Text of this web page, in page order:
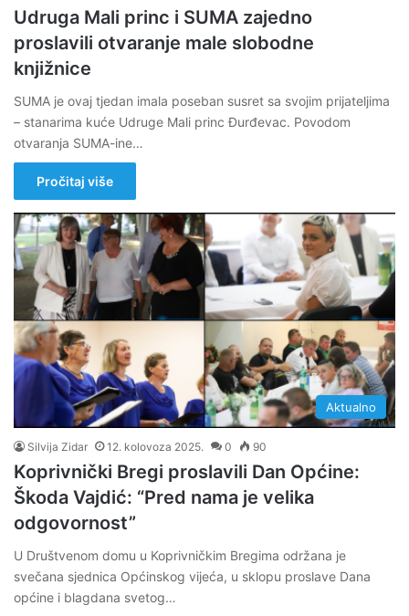
Udruga Mali princ i SUMA zajedno
proslavili otvaranje male slobodne
knjižnice
SUMA je ovaj tjedan imala poseban susret sa svojim prijateljima
– stanarima kuće Udruge Mali princ Đurđevac. Povodom
otvaranja SUMA-ine…
Pročitaj više
Aktualno
Silvija Zidar 12. kolovoza 2025. 0 90
Koprivnički Bregi proslavili Dan Općine:
Škoda Vajdić: “Pred nama je velika
odgovornost”
U Društvenom domu u Koprivničkim Bregima održana je
svečana sjednica Općinskog vijeća, u sklopu proslave Dana
općine i blagdana svetog…